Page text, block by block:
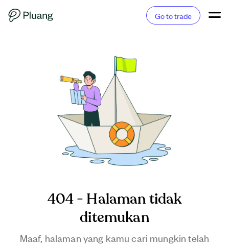
Go to trade
404 - Halaman tidak
ditemukan
Maaf, halaman yang kamu cari mungkin telah